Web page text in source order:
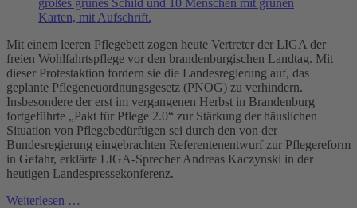
Mit einem leeren Pflegebett zogen heute Vertreter der LIGA der
freien Wohlfahrtspflege vor den brandenburgischen Landtag. Mit
dieser Protestaktion fordern sie die Landesregierung auf, das
geplante Pflegeneuordnungsgesetz (PNOG) zu verhindern.
Insbesondere der erst im vergangenen Herbst in Brandenburg
fortgeführte „Pakt für Pflege 2.0“ zur Stärkung der häuslichen
Situation von Pflegebedürftigen sei durch den von der
Bundesregierung eingebrachten Referentenentwurf zur Pflegereform
in Gefahr, erklärte LIGA-Sprecher Andreas Kaczynski in der
heutigen Landespressekonferenz.
Weiterlesen …